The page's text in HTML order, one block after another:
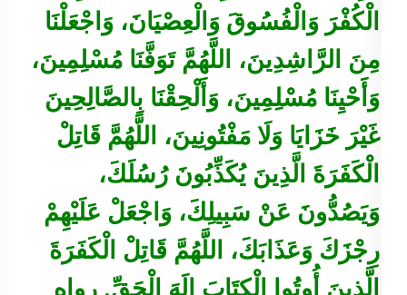
الْكُفْرَ وَالْفُسُوقَ وَالْعِصْيَانَ، وَاجْعَلْنَا
مِنَ الرَّاشِدِينَ، اللَّهُمَّ تَوَفَّنَا مُسْلِمِينَ،
وَأَحْيِنَا مُسْلِمِينَ، وَأَلْحِقْنَا بِالصَّالِحِينَ
غَيْرَ خَزَايَا وَلَا مَفْتُونِينَ، اللَّهُمَّ قَاتِلْ
الْكَفَرَةَ الَّذِينَ يُكَذِّبُونَ رُسُلَكَ،
وَيَصُدُّونَ عَنْ سَبِيلِكَ، وَاجْعَلْ عَلَيْهِمْ
رِجْزَكَ وَعَذَابَكَ، اللَّهُمَّ قَاتِلْ الْكَفَرَةَ
الَّذِينَ أُوتُوا الْكِتَابَ إِلَهَ الْحَقِّ. رواه